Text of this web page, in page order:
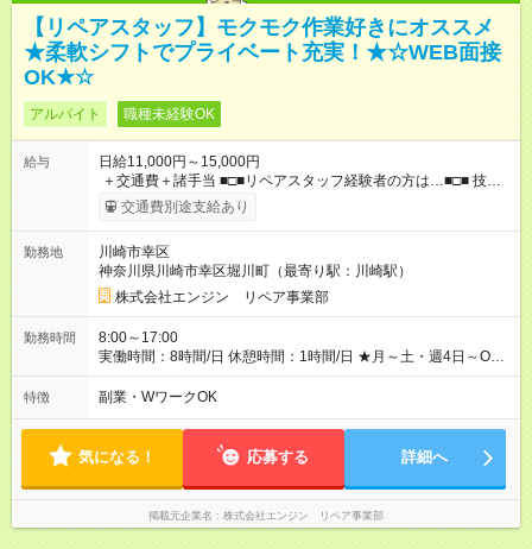
【リペアスタッフ】モクモク作業好きにオススメ
★柔軟シフトでプライベート充実！★☆WEB面接
OK★☆
アルバイト 職種未経験OK
給与
日給11,000円～15,000円
＋交通費＋諸手当 ■□■リペアスタッフ経験者の方は…■□■ 技術
チェック後に日給を決定します！ ・現場数に応じて『日給が1.2
倍』！ ・その他手当により『1.5倍』になることも…！ ・その他
交通費規定支給 ◆残業手当あり ◆子供手当あり ◆宿泊手当あり
(2，000円/1日) ※宿泊を伴う現場の場合 ◆先輩スタッフの給与例
﹋﹋﹋﹋﹋﹋﹋﹋﹋﹋﹋ ・週5日勤務Aさん ＞＞日給11，000円
×20勤務 ＞＞月収22万円＋諸手当 【試用期間】試用期間あり 試
用期間の長さ：6ヶ月 ※ 雇用形態と給与に、本採用時と異なる部
分があります。 雇用形態：本採用時と同じです。 給与：日
円 121勤務目から日給1万1，000円～ となります。
::::: ::::: ::::: ::::: ::::: ::::::
交通費別途支給あり
勤務地
川崎市幸区
神奈川県川崎市幸区堀川町（最寄り駅：川崎駅）
株式会社エンジン リペア事業部
勤務時間
8:00～17:00
実働時間：8時間/日 休憩時間：1時間/日 ★月～土・週4日～OK
★週5日入れる方大歓迎！※日時相談OK ★時期により連休取得も
可能！ ＼毎月希望シフト提出で働きやすい！／ 毎月20日までに
OK
特徴 副業・WワークOK
気になる！ 応募する 詳細へ
掲載元企業名 株式会社エンジン リペア事業部